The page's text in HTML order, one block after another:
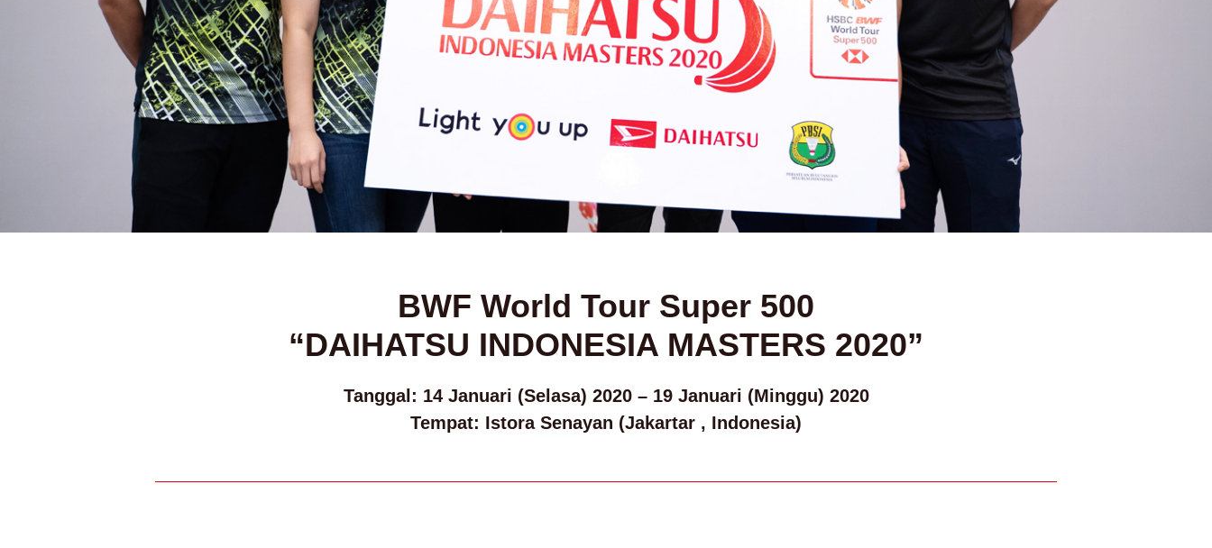
BWF World Tour Super 500
“DAIHATSU INDONESIA MASTERS 2020”
Tanggal: 14 Januari (Selasa) 2020 – 19 Januari (Minggu) 2020
Tempat: Istora Senayan (Jakartar , Indonesia)